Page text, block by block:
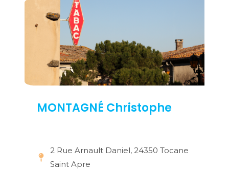
MONTAGNÉ Christophe
2 Rue Arnault Daniel, 24350 Tocane
Saint Apre